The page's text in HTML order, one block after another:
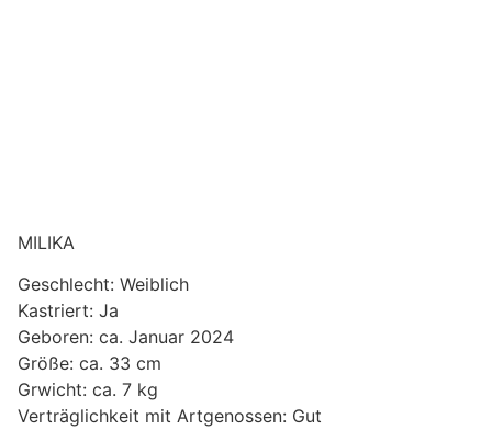
MILIKA
Geschlecht: Weiblich
Kastriert: Ja
Geboren: ca. Januar 2024
Größe: ca. 33 cm
Grwicht: ca. 7 kg
Verträglichkeit mit Artgenossen: Gut